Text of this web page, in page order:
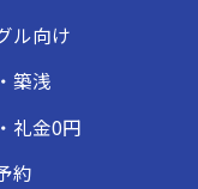
ル向け
築浅
礼金0円
約